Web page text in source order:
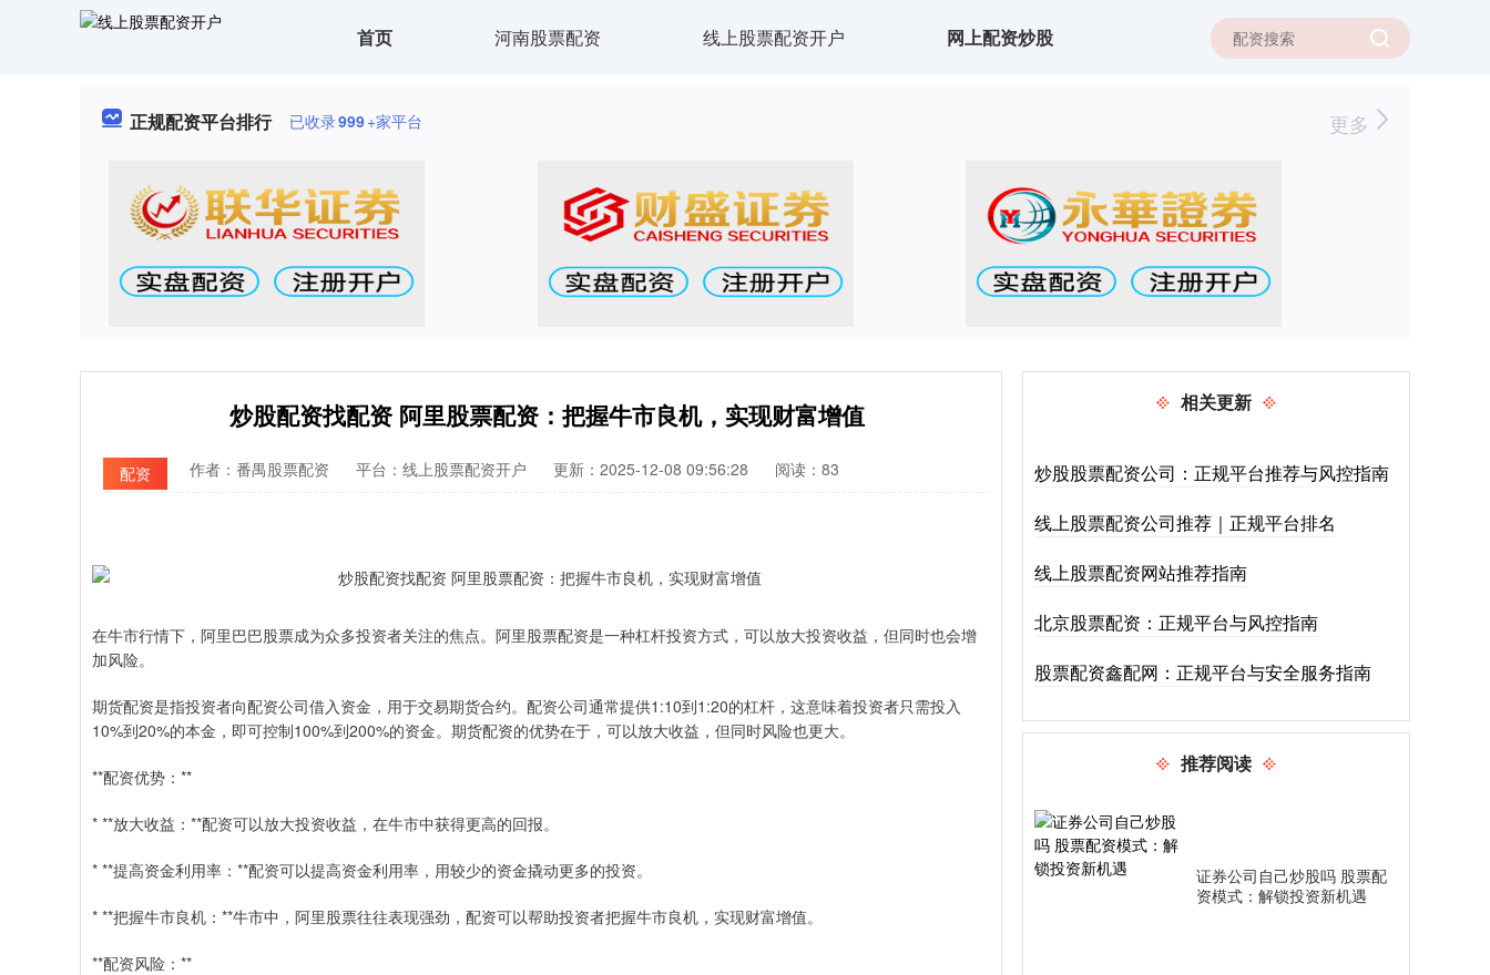
首页 河南股票配资 线上股票配资开户 网上配资炒股
正规配资平台排行 已收录999+家平台 更多
炒股配资找配资 阿里股票配资：把握牛市良机，实现财富增值
配资 作者：番禺股票配资 平台：线上股票配资开户 更新：2025-12-08 09:56:28 阅读：83
在牛市行情下，阿里巴巴股票成为众多投资者关注的焦点。阿里股票配资是一种杠杆投资方式，可以放大投资收益，但同时也会增
加风险。
期货配资是指投资者向配资公司借入资金，用于交易期货合约。配资公司通常提供1:10到1:20的杠杆，这意味着投资者只需投入
10%到20%的本金，即可控制100%到200%的资金。期货配资的优势在于，可以放大收益，但同时风险也更大。
**配资优势：**
* **放大收益：**配资可以放大投资收益，在牛市中获得更高的回报。
* **提高资金利用率：**配资可以提高资金利用率，用较少的资金撬动更多的投资。
* **把握牛市良机：**牛市中，阿里股票往往表现强劲，配资可以帮助投资者把握牛市良机，实现财富增值。
**配资风险：**
相关更新
炒股股票配资公司：正规平台推荐与风控指南
线上股票配资公司推荐｜正规平台排名
线上股票配资网站推荐指南
北京股票配资：正规平台与风控指南
股票配资鑫配网：正规平台与安全服务指南
推荐阅读
证券公司自己炒股吗 股票配
资模式：解锁投资新机遇